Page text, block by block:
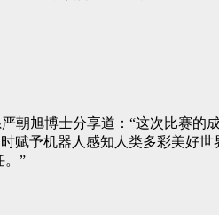
朝旭博士分享道：“这次比赛
赋予机器人感知人类多彩美
。”